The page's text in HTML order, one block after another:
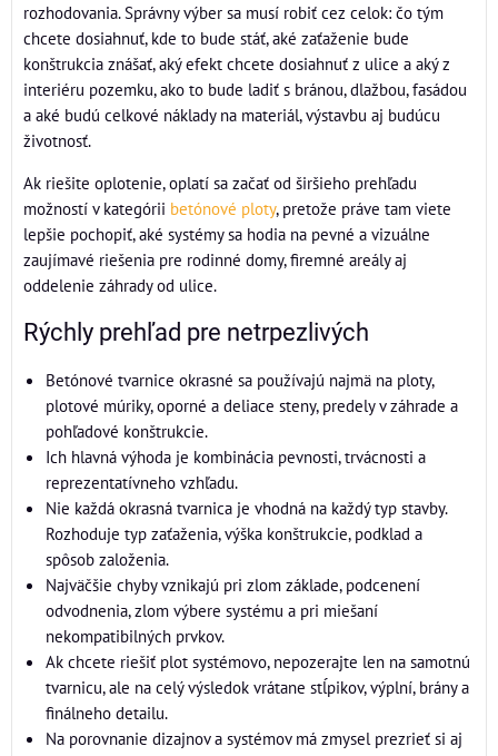
rozhodovania. Správny výber sa musí robiť cez celok: čo tým
chcete dosiahnuť, kde to bude stáť, aké zaťaženie bude
konštrukcia znášať, aký efekt chcete dosiahnuť z ulice a aký z
interiéru pozemku, ako to bude ladiť s bránou, dlažbou, fasádou
a aké budú celkové náklady na materiál, výstavbu aj budúcu
životnosť.
Ak riešite oplotenie, oplatí sa začať od širšieho prehľadu
možností v kategórii betónové ploty, pretože práve tam viete
lepšie pochopiť, aké systémy sa hodia na pevné a vizuálne
zaujímavé riešenia pre rodinné domy, firemné areály aj
oddelenie záhrady od ulice.
Rýchly prehľad pre netrpezlivých
Betónové tvarnice okrasné sa používajú najmä na ploty,
plotové múriky, oporné a deliace steny, predely v záhrade a
pohľadové konštrukcie.
Ich hlavná výhoda je kombinácia pevnosti, trvácnosti a
reprezentatívneho vzhľadu.
Nie každá okrasná tvarnica je vhodná na každý typ stavby.
Rozhoduje typ zaťaženia, výška konštrukcie, podklad a
spôsob založenia.
Najväčšie chyby vznikajú pri zlom základe, podcenení
odvodnenia, zlom výbere systému a pri miešaní
nekompatibilných prvkov.
Ak chcete riešiť plot systémovo, nepozerajte len na samotnú
tvarnicu, ale na celý výsledok vrátane stĺpikov, výplní, brány a
finálneho detailu.
Na porovnanie dizajnov a systémov má zmysel prezrieť si aj